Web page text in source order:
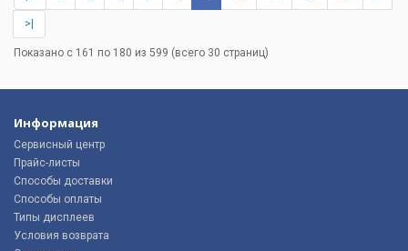
>|
Показано с 161 по 180 из 599 (всего 30 страниц)
Информация
Сервисный центр
Прайс-листы
Способы доставки
Способы оплаты
Типы дисплеев
Условия возврата